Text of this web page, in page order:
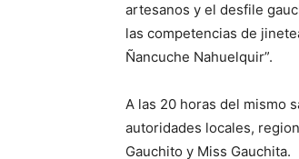
artesanos y el desfile
las competencias de
Ñancuche Nahuelquir”.
A las 20 horas del mismo
autoridades locales,
Gauchito y Miss Gauchita.